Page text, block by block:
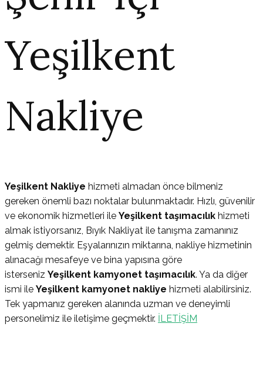
Yeşilkent
Nakliye
Yeşilkent Nakliye hizmeti almadan önce bilmeniz
gereken önemli bazı noktalar bulunmaktadır. Hızlı, güvenilir
ve ekonomik hizmetleri ile Yeşilkent taşımacılık hizmeti
almak istiyorsanız, Bıyık Nakliyat ile tanışma zamanınız
gelmiş demektir. Eşyalarınızın miktarına, nakliye hizmetinin
alınacağı mesafeye ve bina yapısına göre
isterseniz Yeşilkent kamyonet taşımacılık. Ya da diğer
ismi ile Yeşilkent kamyonet nakliye hizmeti alabilirsiniz.
Tek yapmanız gereken alanında uzman ve deneyimli
personelimiz ile iletişime geçmektir. İLETİŞİM